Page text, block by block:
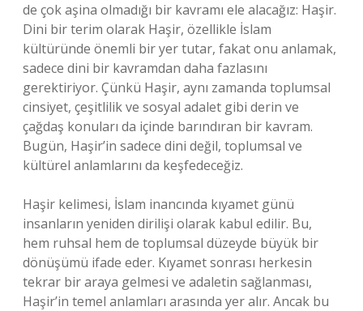
de çok aşina olmadığı bir kavramı ele alacağız: Haşir.
Dini bir terim olarak Haşir, özellikle İslam
kültüründe önemli bir yer tutar, fakat onu anlamak,
sadece dini bir kavramdan daha fazlasını
gerektiriyor. Çünkü Haşir, aynı zamanda toplumsal
cinsiyet, çeşitlilik ve sosyal adalet gibi derin ve
çağdaş konuları da içinde barındıran bir kavram.
Bugün, Haşir’in sadece dini değil, toplumsal ve
kültürel anlamlarını da keşfedeceğiz.
Haşir kelimesi, İslam inancında kıyamet günü
insanların yeniden dirilişi olarak kabul edilir. Bu,
hem ruhsal hem de toplumsal düzeyde büyük bir
dönüşümü ifade eder. Kıyamet sonrası herkesin
tekrar bir araya gelmesi ve adaletin sağlanması,
Haşir’in temel anlamları arasında yer alır. Ancak bu